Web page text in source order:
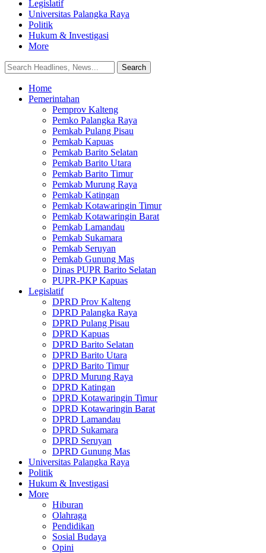
Legislatif
Universitas Palangka Raya
Politik
Hukum & Investigasi
More
Home
Pemerintahan
Pemprov Kalteng
Pemko Palangka Raya
Pemkab Pulang Pisau
Pemkab Kapuas
Pemkab Barito Selatan
Pemkab Barito Utara
Pemkab Barito Timur
Pemkab Murung Raya
Pemkab Katingan
Pemkab Kotawaringin Timur
Pemkab Kotawaringin Barat
Pemkab Lamandau
Pemkab Sukamara
Pemkab Seruyan
Pemkab Gunung Mas
Dinas PUPR Barito Selatan
PUPR-PKP Kapuas
Legislatif
DPRD Prov Kalteng
DPRD Palangka Raya
DPRD Pulang Pisau
DPRD Kapuas
DPRD Barito Selatan
DPRD Barito Utara
DPRD Barito Timur
DPRD Murung Raya
DPRD Katingan
DPRD Kotawaringin Timur
DPRD Kotawaringin Barat
DPRD Lamandau
DPRD Sukamara
DPRD Seruyan
DPRD Gunung Mas
Universitas Palangka Raya
Politik
Hukum & Investigasi
More
Hiburan
Olahraga
Pendidikan
Sosial Budaya
Opini